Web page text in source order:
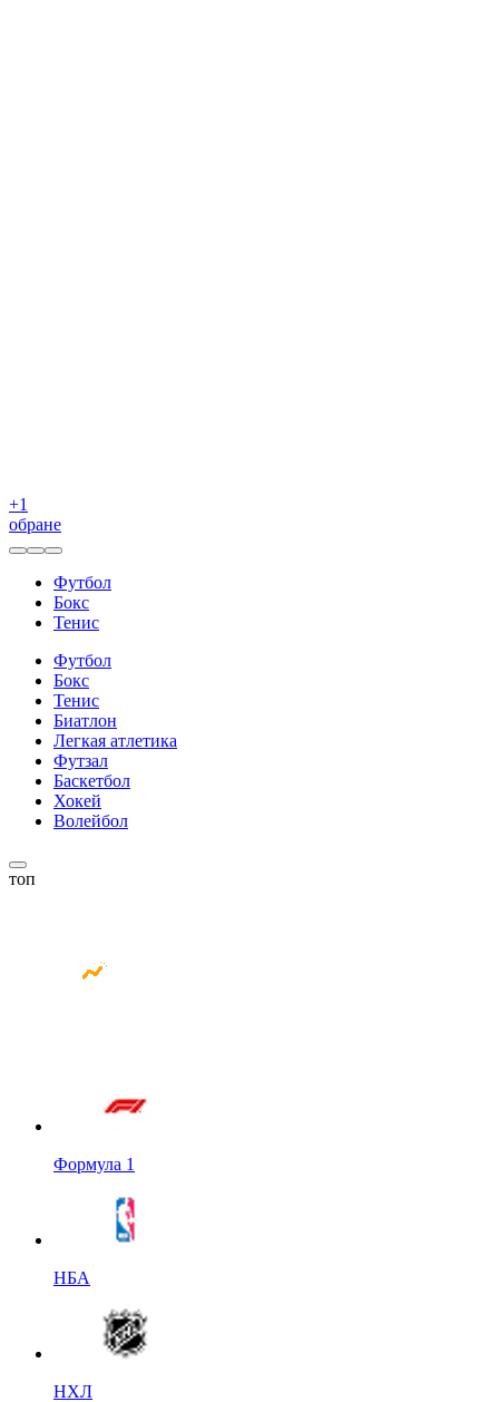
+1
обране
Футбол
Бокс
Тенис
Футбол
Бокс
Тенис
Биатлон
Легкая атлетика
Футзал
Баскетбол
Хокей
Волейбол
топ
Формула 1
НБА
НХЛ